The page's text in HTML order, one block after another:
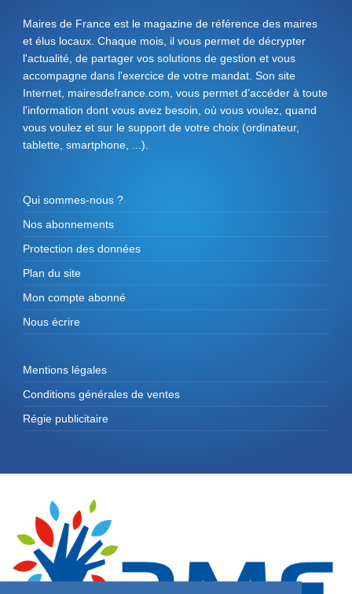
Maires de France est le magazine de référence des maires
et élus locaux. Chaque mois, il vous permet de décrypter
l'actualité, de partager vos solutions de gestion et vous
accompagne dans l'exercice de votre mandat. Son site
Internet, mairesdefrance.com, vous permet d’accéder à toute
l'information dont vous avez besoin, où vous voulez, quand
vous voulez et sur le support de votre choix (ordinateur,
tablette, smartphone, ...).
Qui sommes-nous ?
Nos abonnements
Protection des données
Plan du site
Mon compte abonné
Nous écrire
Mentions légales
Conditions générales de ventes
Régie publicitaire